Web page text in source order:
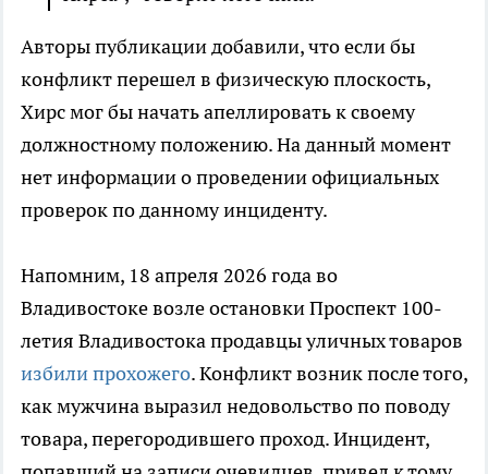
Авторы публикации добавили, что если бы
конфликт перешел в физическую плоскость,
Хирс мог бы начать апеллировать к своему
должностному положению. На данный момент
нет информации о проведении официальных
проверок по данному инциденту.
Напомним, 18 апреля 2026 года во
Владивостоке возле остановки Проспект 100-
летия Владивостока продавцы уличных товаров
избили прохожего. Конфликт возник после того,
как мужчина выразил недовольство по поводу
товара, перегородившего проход. Инцидент,